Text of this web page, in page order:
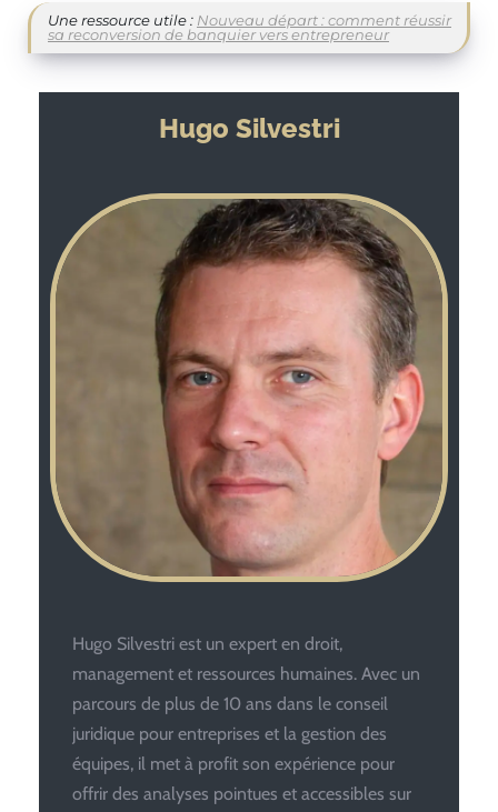
Une ressource utile : Nouveau départ : comment réussir
sa reconversion de banquier vers entrepreneur
Hugo Silvestri
Hugo Silvestri est un expert en droit,
management et ressources humaines. Avec un
parcours de plus de 10 ans dans le conseil
juridique pour entreprises et la gestion des
équipes, il met à profit son expérience pour
offrir des analyses pointues et accessibles sur